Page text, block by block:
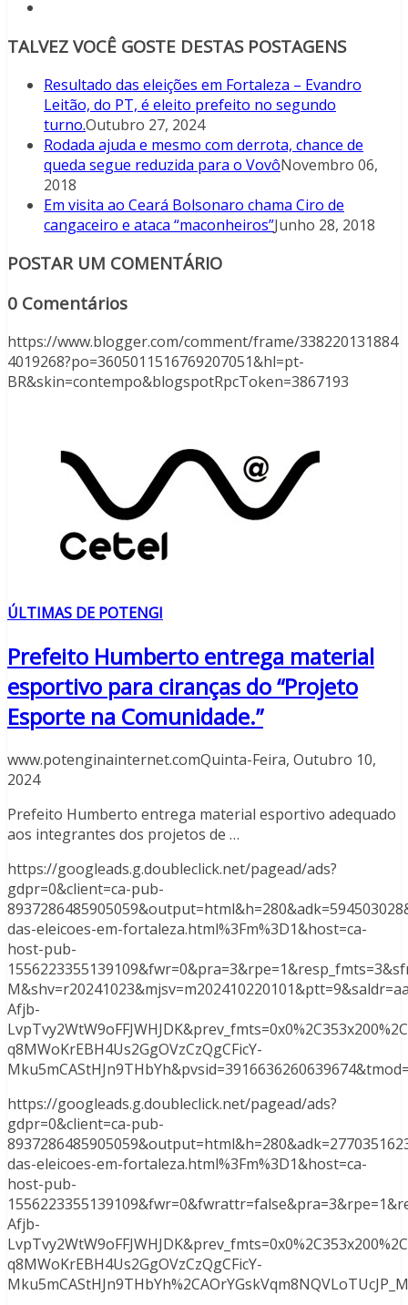
TALVEZ VOCÊ GOSTE DESTAS POSTAGENS
Resultado das eleições em Fortaleza – Evandro
Leitão, do PT, é eleito prefeito no segundo
turno.Outubro 27, 2024
Rodada ajuda e mesmo com derrota, chance de
queda segue reduzida para o VovôNovembro 06,
2018
Em visita ao Ceará Bolsonaro chama Ciro de
cangaceiro e ataca “maconheiros”Junho 28, 2018
POSTAR UM COMENTÁRIO
0 Comentários
https://www.blogger.com/comment/frame/338220131884
4019268?po=3605011516769207051&hl=pt-
BR&skin=contempo&blogspotRpcToken=3867193
ÚLTIMAS DE POTENGI
Prefeito Humberto entrega material
esportivo para ciranças do “Projeto
Esporte na Comunidade.”
www.potenginainternet.comQuinta-Feira, Outubro 10,
2024
Prefeito Humberto entrega material esportivo adequado
aos integrantes dos projetos de …
https://googleads.g.doubleclick.net/pagead/ads?
gdpr=0&client=ca-pub-
das-eleicoes-em-fortaleza.html%3Fm%3D1&host=ca-
host-pub-
Afjb-
q8MWoKrEBH4Us2GgOVzCzQgCFicY-
https://googleads.g.doubleclick.net/pagead/ads?
gdpr=0&client=ca-pub-
das-eleicoes-em-fortaleza.html%3Fm%3D1&host=ca-
host-pub-
Afjb-
q8MWoKrEBH4Us2GgOVzCzQgCFicY-